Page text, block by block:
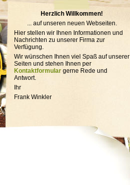
Herzlich Willkommen!
... auf unseren neuen Webseiten.
Hier stellen wir Ihnen Informationen und
Nachrichten zu unserer Firma zur
Verfügung.
Wir wünschen Ihnen viel Spaß auf unserer
Seiten und stehen Ihnen per
Kontaktformular gerne Rede und
Antwort.
Ihr
Frank Winkler